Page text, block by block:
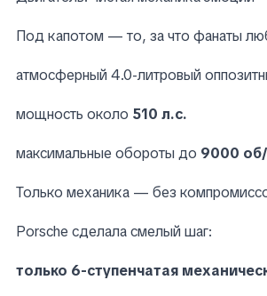
Под капотом — то, за что фанаты
атмосферный 4.0-литровый
мощность около 510 л.с.
максимальные обороты до 9000
Только механика — без
Porsche сделала смелый шаг:
только 6-ступенчатая